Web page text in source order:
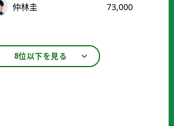
仲林圭 73,000
8位以下を見る